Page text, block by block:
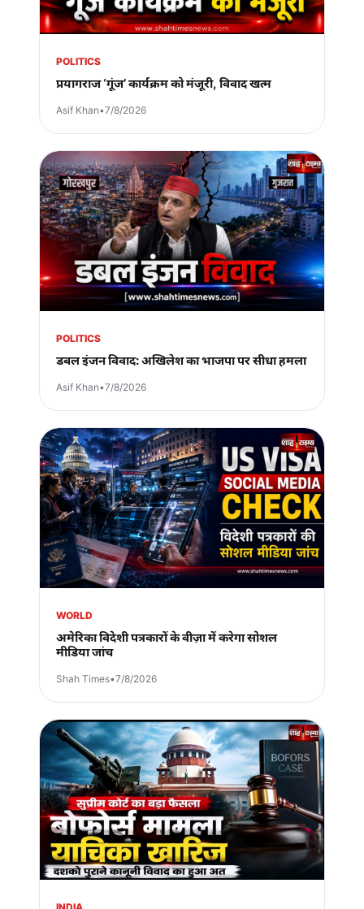
POLITICS
प्रयागराज ‘गूंज’ कार्यक्रम को मंजूरी, विवाद खत्म
Asif Khan•7/8/2026
POLITICS
डबल इंजन विवाद: अखिलेश का भाजपा पर सीधा हमला
Asif Khan•7/8/2026
WORLD
अमेरिका विदेशी पत्रकारों के वीज़ा में करेगा सोशल
मीडिया जांच
Shah Times•7/8/2026